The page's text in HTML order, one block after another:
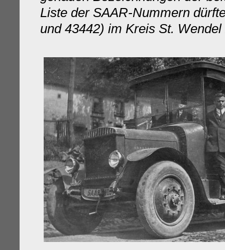
Liste der SAAR-Nummern
und 43442) im Kreis St.